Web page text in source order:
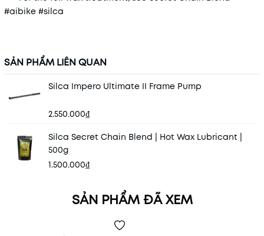
#aibike #silca
SẢN PHẨM LIÊN QUAN
Silca Impero Ultimate II Frame Pump
2.550.000₫
Silca Secret Chain Blend | Hot Wax Lubricant |
500g
1.500.000₫
SẢN PHẨM ĐÃ XEM